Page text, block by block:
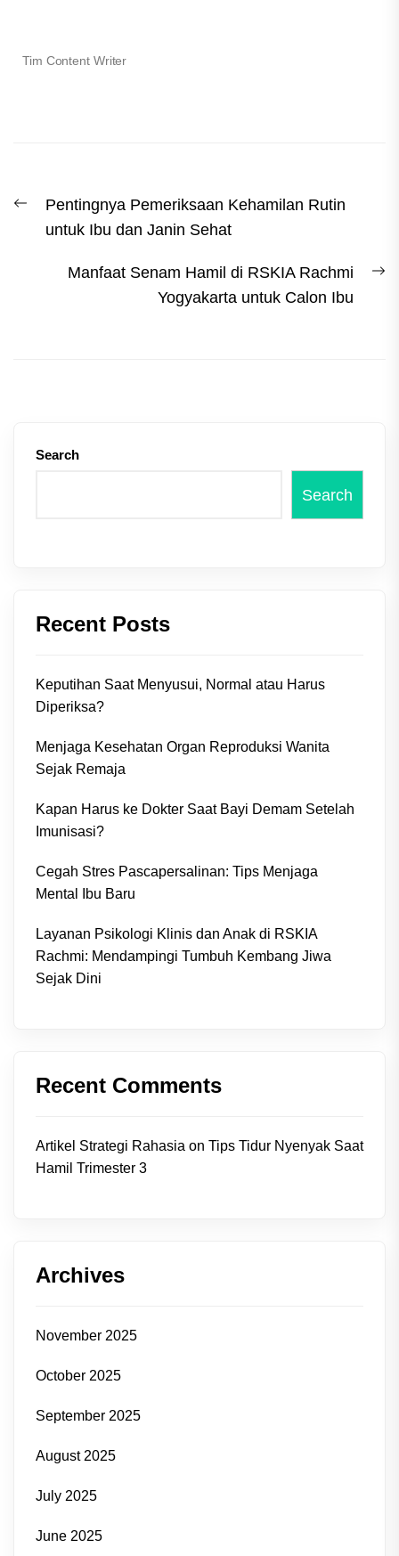
Tim Content Writer
Pentingnya Pemeriksaan Kehamilan Rutin
untuk Ibu dan Janin Sehat
Manfaat Senam Hamil di RSKIA Rachmi
Yogyakarta untuk Calon Ibu
Search
Search
Recent Posts
Keputihan Saat Menyusui, Normal atau Harus
Diperiksa?
Menjaga Kesehatan Organ Reproduksi Wanita
Sejak Remaja
Kapan Harus ke Dokter Saat Bayi Demam Setelah
Imunisasi?
Cegah Stres Pascapersalinan: Tips Menjaga
Mental Ibu Baru
Layanan Psikologi Klinis dan Anak di RSKIA
Rachmi: Mendampingi Tumbuh Kembang Jiwa
Sejak Dini
Recent Comments
Artikel Strategi Rahasia on Tips Tidur Nyenyak Saat
Hamil Trimester 3
Archives
November 2025
October 2025
September 2025
August 2025
July 2025
June 2025